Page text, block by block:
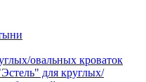
овальных кроваток
для круглых/